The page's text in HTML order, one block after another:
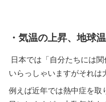
・気温の上昇、地球
日本では「自分たちには
いらっしゃいますがそれ
例えば近年では熱中症を取